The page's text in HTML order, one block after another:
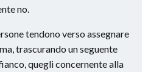
no.
tendono verso assegnare
trascurando un seguente
quegli concernente alla